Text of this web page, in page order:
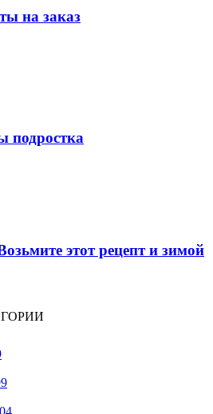
на заказ
подростка
этот рецепт и зимой